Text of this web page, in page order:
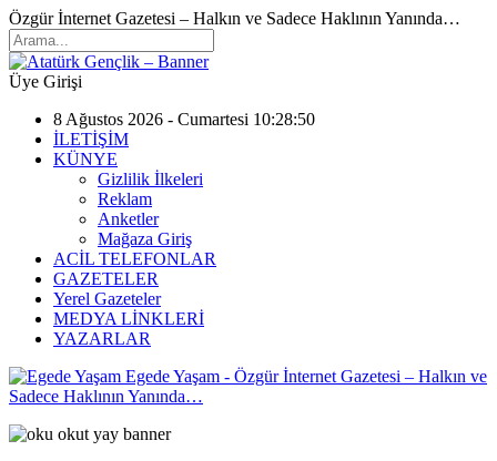
Özgür İnternet Gazetesi – Halkın ve Sadece Haklının Yanında…
Üye Girişi
8 Ağustos 2026 - Cumartesi 10:28:50
İLETİŞİM
KÜNYE
Gizlilik İlkeleri
Reklam
Anketler
Mağaza Giriş
ACİL TELEFONLAR
GAZETELER
Yerel Gazeteler
MEDYA LİNKLERİ
YAZARLAR
Egede Yaşam - Özgür İnternet Gazetesi – Halkın ve
Sadece Haklının Yanında…